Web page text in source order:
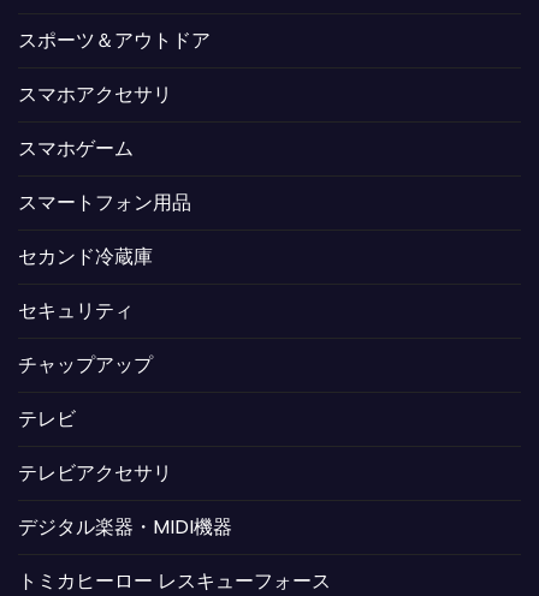
スポーツ＆アウトドア
スマホアクセサリ
スマホゲーム
スマートフォン用品
セカンド冷蔵庫
セキュリティ
チャップアップ
テレビ
テレビアクセサリ
デジタル楽器・MIDI機器
トミカヒーロー レスキューフォース